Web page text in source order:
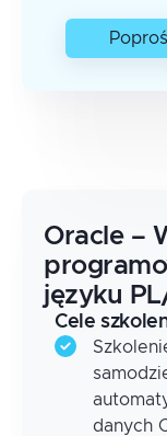
Oracle –
języku
Cele
danych